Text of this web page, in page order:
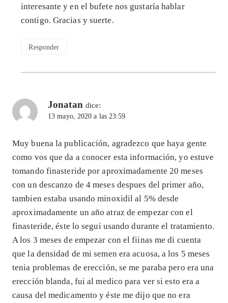
interesante y en el bufete nos gustaría hablar
contigo. Gracias y suerte.
Responder
Jonatan dice:
13 mayo, 2020 a las 23:59
Muy buena la publicación, agradezco que haya gente
como vos que da a conocer esta información, yo estuve
tomando finasteride por aproximadamente 20 meses
con un descanzo de 4 meses despues del primer año,
tambien estaba usando minoxidil al 5% desde
aproximadamente un año atraz de empezar con el
finasteride, éste lo segui usando durante el tratamiento.
A los 3 meses de empezar con el fiinas me di cuenta
que la densidad de mi semen era acuosa, a los 5 meses
tenia problemas de erección, se me paraba pero era una
erección blanda, fui al medico para ver si esto era a
causa del medicamento y éste me dijo que no era